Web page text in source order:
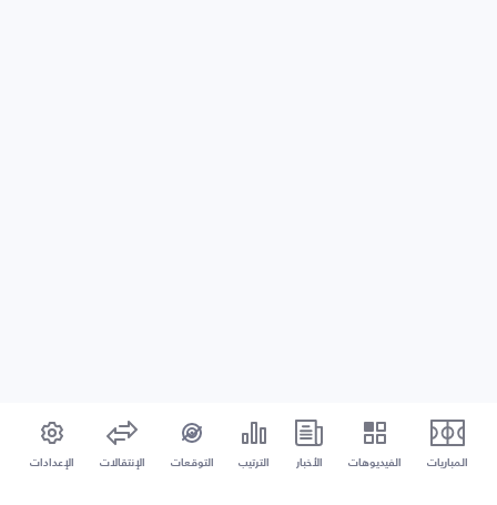
المباريات الفيديوهات الأخبار الترتيب التوقعات الإنتقالات الإعدادات